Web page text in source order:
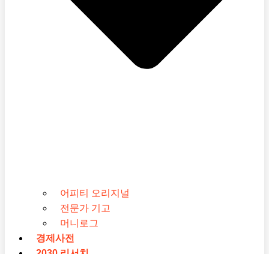
어피티 오리지널
전문가 기고
머니로그
경제사전